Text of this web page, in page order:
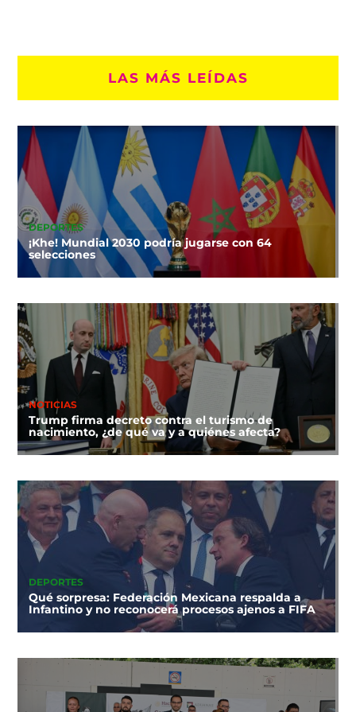
LAS MÁS LEÍDAS
DEPORTES
¡Khe! Mundial 2030 podría jugarse con 64
selecciones
NOTICIAS
Trump firma decreto contra el turismo de
nacimiento, ¿de qué va y a quiénes afecta?
DEPORTES
Qué sorpresa: Federación Mexicana respalda a
Infantino y no reconocerá procesos ajenos a FIFA